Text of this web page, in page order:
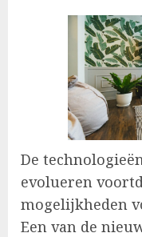
De
evolueren
mogelijkheden
Een van de